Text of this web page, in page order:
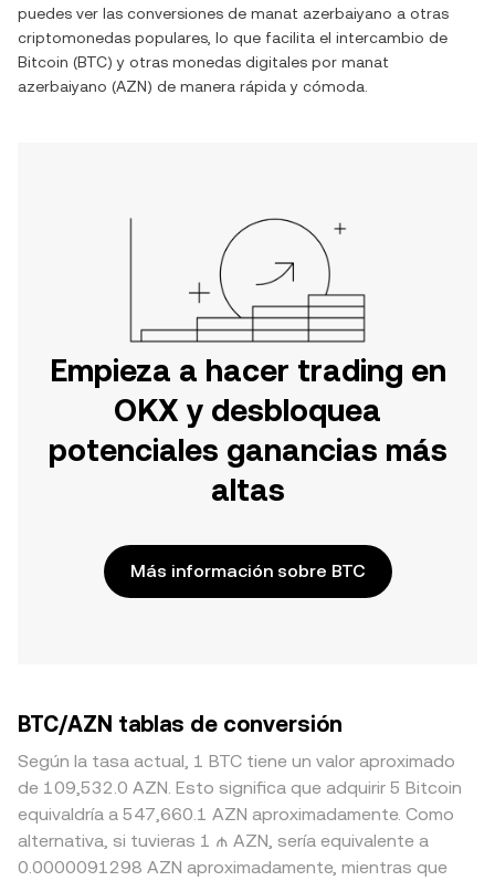
puedes ver las conversiones de manat azerbaiyano a otras
criptomonedas populares, lo que facilita el intercambio de
Bitcoin (BTC) y otras monedas digitales por manat
azerbaiyano (AZN) de manera rápida y cómoda.
Empieza a hacer trading en
OKX y desbloquea
potenciales ganancias más
altas
Más información sobre BTC
BTC/AZN tablas de conversión
Según la tasa actual, 1 BTC tiene un valor aproximado
de 109,532.0 AZN. Esto significa que adquirir 5 Bitcoin
equivaldría a 547,660.1 AZN aproximadamente. Como
alternativa, si tuvieras 1 ₼ AZN, sería equivalente a
0.0000091298 AZN aproximadamente, mientras que